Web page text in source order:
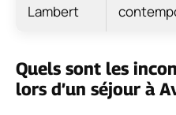
Lambert
Quels sont les
lors d’un séjour à